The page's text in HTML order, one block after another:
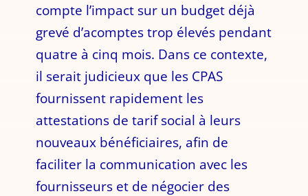
compte l’impact sur un budget déjà
grevé d’acomptes trop élevés pendant
quatre à cinq mois. Dans ce contexte,
il serait judicieux que les CPAS
fournissent rapidement les
attestations de tarif social à leurs
nouveaux bénéficiaires, afin de
faciliter la communication avec les
fournisseurs et de négocier des